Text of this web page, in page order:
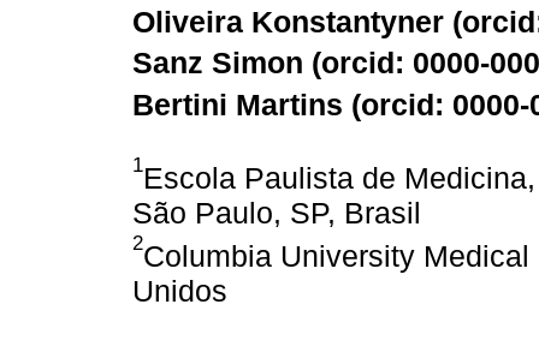
Oliveira Konstantyner (
Sanz Simon (orcid: 0000-
Bertini Martins (orcid: 0000-
1Escola Paulista de
São Paulo, SP, Brasil
2Columbia University
Unidos